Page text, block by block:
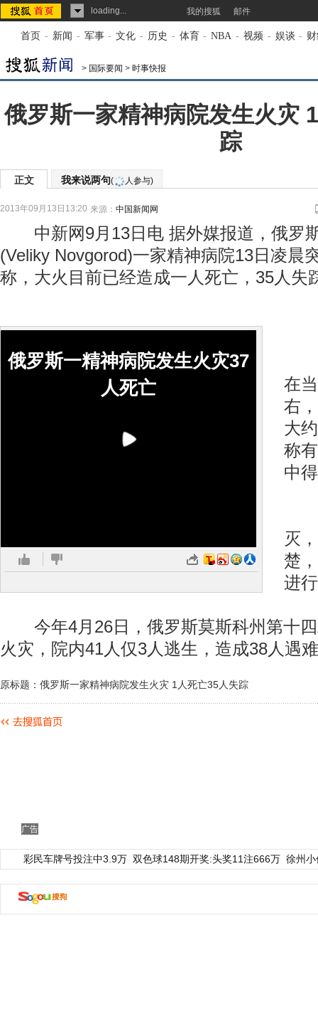
loading... 我的搜狐 邮件
首页 - 新闻 - 军事 - 文化 - 历史 - 体育 - NBA - 视频 - 娱谈 -
> 国际要闻 > 时事快报
俄罗斯一家精神病院发生火灾
踪
正文 我来说两句( 人参与)
2013年09月13日13:20 来源： 中国新闻网
中新网9月13日电 据外媒报道，俄罗
(Veliky Novgorod)一家精神病院13日凌晨
称，大火目前已经造成一人死亡，35人失
俄罗斯一精神病院发生火灾37
人死亡
在
右
大
称
中
灭
楚
进
今年4月26日，俄罗斯莫斯科州第十四
火灾，院内41人仅3人逃生，造成38人遇
原标题：俄罗斯一家精神病院发生火灾 1人死亡35人失踪
广告
彩民车牌号投注中3.9万 双色球148期开奖:头奖11注666万 徐州